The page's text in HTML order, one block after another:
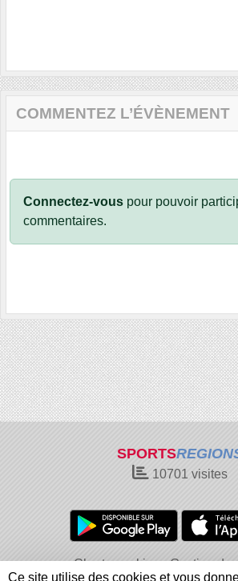
COMMENTEZ L’ÉVÈNEMENT
Connectez-vous pour pouvoir
commentaires.
SPORTS
10701 visites
Charte cookies
Gestion
Ce site utilise des cookies et vous